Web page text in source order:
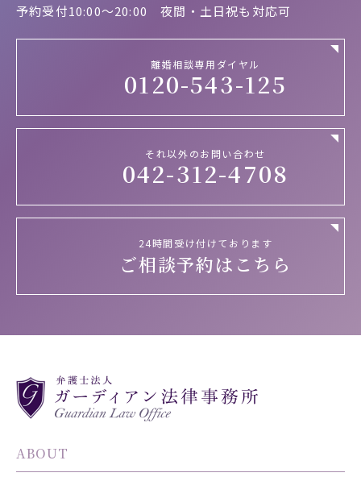
予約受付10:00～20:00夜間・土日祝も対応可
離婚相談専用ダイヤル
0120-543-125
それ以外のお問い合わせ
042-312-4708
24時間受け付けております
ご相談予約はこちら
ABOUT